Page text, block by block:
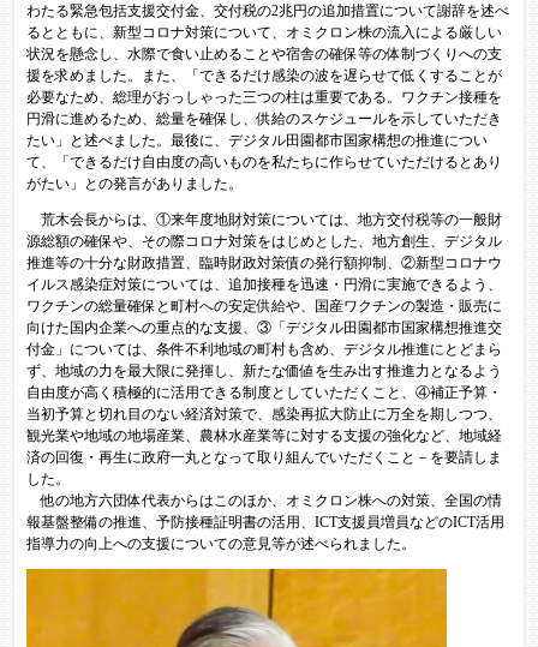
わたる緊急包括支援交付金、交付税の2兆円の追加措置について謝辞を述べ
るとともに、新型コロナ対策について、オミクロン株の流入による厳しい
状況を懸念し、水際で食い止めることや宿舎の確保等の体制づくりへの支
援を求めました。また、「できるだけ感染の波を遅らせて低くすることが
必要なため、総理がおっしゃった三つの柱は重要である。ワクチン接種を
円滑に進めるため、総量を確保し、供給のスケジュールを示していただき
たい」と述べました。最後に、デジタル田園都市国家構想の推進につい
て、「できるだけ自由度の高いものを私たちに作らせていただけるとあり
がたい」との発言がありました。
荒木会長からは、①来年度地財対策については、地方交付税等の一般財
源総額の確保や、その際コロナ対策をはじめとした、地方創生、デジタル
推進等の十分な財政措置、臨時財政対策債の発行額抑制、②新型コロナウ
イルス感染症対策については、追加接種を迅速・円滑に実施できるよう、
ワクチンの総量確保と町村への安定供給や、国産ワクチンの製造・販売に
向けた国内企業への重点的な支援、③「デジタル田園都市国家構想推進交
付金」については、条件不利地域の町村も含め、デジタル推進にとどまら
ず、地域の力を最大限に発揮し、新たな価値を生み出す推進力となるよう
自由度が高く積極的に活用できる制度としていただくこと、④補正予算・
当初予算と切れ目のない経済対策で、感染再拡大防止に万全を期しつつ、
観光業や地域の地場産業、農林水産業等に対する支援の強化など、地域経
済の回復・再生に政府一丸となって取り組んでいただくこと－を要請しま
した。
他の地方六団体代表からはこのほか、オミクロン株への対策、全国の情
報基盤整備の推進、予防接種証明書の活用、ICT支援員増員などのICT活用
指導力の向上への支援についての意見等が述べられました。